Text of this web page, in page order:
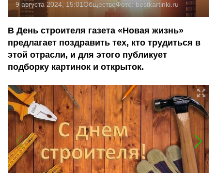
9 августа 2024, 15:01ОбществоФото: bestkartinki.ru
В День строителя газета «Новая жизнь»
предлагает поздравить тех, кто трудиться в
этой отрасли, и для этого публикует
подборку картинок и открыток.